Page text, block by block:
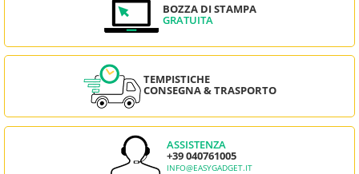
BOZZA DI STAMPA
GRATUITA
TEMPISTICHE
CONSEGNA & TRASPORTO
ASSISTENZA
+39 040761005
INFO@EASYGADGET.IT